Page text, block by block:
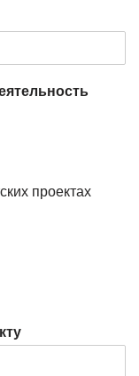
проектах